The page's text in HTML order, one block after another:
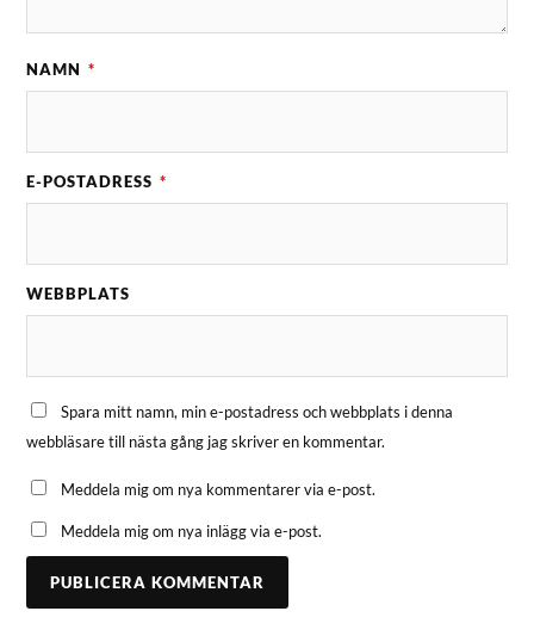
NAMN *
E-POSTADRESS *
WEBBPLATS
Spara mitt namn, min e-postadress och webbplats i denna
webbläsare till nästa gång jag skriver en kommentar.
Meddela mig om nya kommentarer via e-post.
Meddela mig om nya inlägg via e-post.